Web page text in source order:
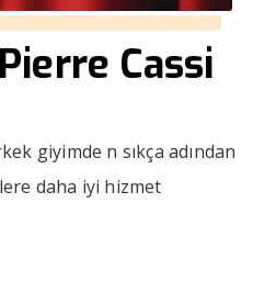
Cassi
giyimde n sıkça adından
daha iyi hizmet